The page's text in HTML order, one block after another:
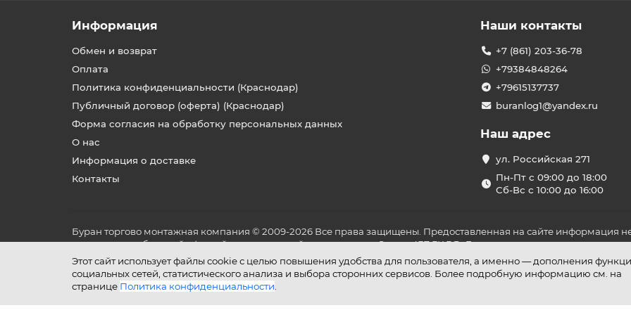
Этот сайт использует файлы cookie с целью повышения удобства для пользователя, а именно — дополнения
социальных сетей, статистического анализа и выбора сторонних сервисов. Более подробную информацию см. на
странице Политика конфиденциальности
Информация
Обмен и возврат
Оплата
Политика конфиденциальности (Краснодар)
Публичный договор (оферта) (Краснодар)
Форма согласия на обработку персональных данных
О нас
Информация о доставке
Контакты
Наши контакты
+7 (861) 203-36-78
+79384848264
+79615137737
buranlog1@yandex.ru
Наш адрес
ул. Российская 271
Пн-Пт с 09:00 до 18:00
Сб-Вс с 10:00 до 16:00
Буран торгово монтажная компания © 2009-2026 Все права защищены. Предоставленная на сайте информация
не является публичной офертой, определяемой положениями Статьи 437 ГК РФ. До оплаты товара удостоверьтесь
и условиях его эксплуатации.